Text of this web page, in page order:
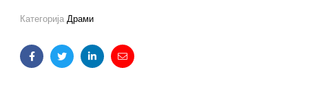
Категорија Драми
FacebookTwitterLinkedinEmail